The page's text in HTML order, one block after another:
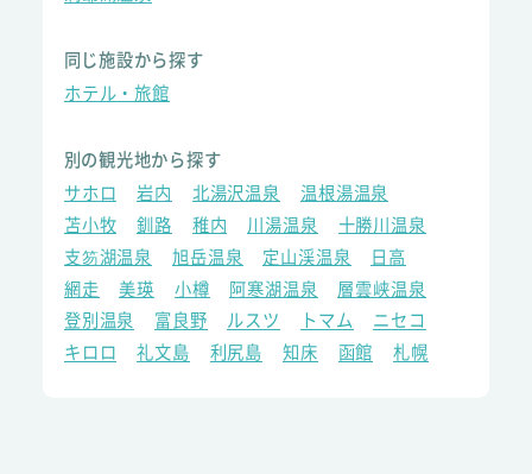
同じ施設から探す
ホテル・旅館
別の観光地から探す
サホロ
岩内 北湯沢温泉
温根湯温泉
苫小牧
釧路 稚内 川湯温泉
十勝川温泉
支笏湖温泉
旭岳温泉 定山渓温泉
日高
網走
美瑛 小樽 阿寒湖温泉
層雲峡温泉
登別温泉
富良野 ルスツ トマム
ニセコ
キロロ
礼文島 利尻島 知床 函館 札幌